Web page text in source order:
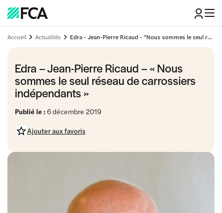
Accueil Actualités Edra - Jean-Pierre Ricaud - "Nous sommes le seul réseau de carrossiers indépendants"
Edra – Jean-Pierre Ricaud – « Nous
sommes le seul réseau de carrossiers
indépendants »
Publié le : 6 décembre 2019
Ajouter aux favoris